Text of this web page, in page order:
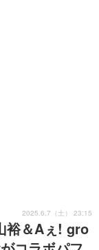
裕＆Aぇ! gro
2025.6.7（土） 23:15